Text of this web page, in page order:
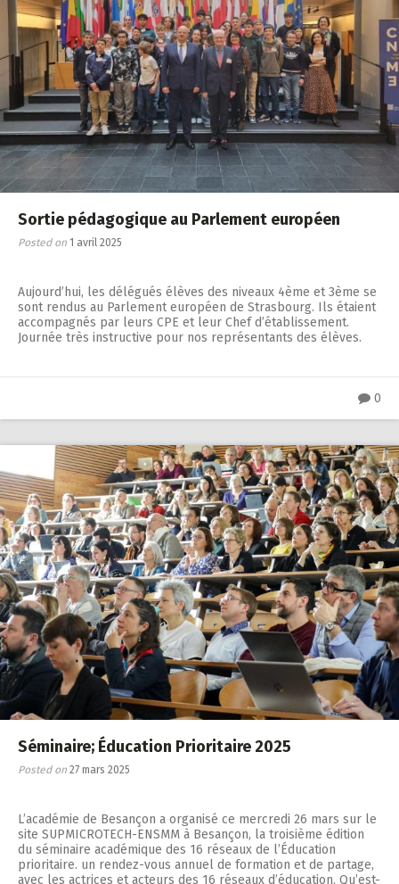
Sortie pédagogique au Parlement européen
Posted on 1 avril 2025
Aujourd’hui, les délégués élèves des niveaux 4ème et 3ème se
sont rendus au Parlement européen de Strasbourg. Ils étaient
accompagnés par leurs CPE et leur Chef d’établissement.
Journée très instructive pour nos représentants des élèves.
0
Séminaire; Éducation Prioritaire 2025
Posted on 27 mars 2025
L’académie de Besançon a organisé ce mercredi 26 mars sur le
site SUPMICROTECH-ENSMM à Besançon, la troisième édition
du séminaire académique des 16 réseaux de l’Éducation
prioritaire. un rendez-vous annuel de formation et de partage,
avec les actrices et acteurs des 16 réseaux d’éducation. Qu’est-